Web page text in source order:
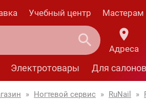
Учебный центр Мастерам
Адреса
Электротовары Для салонов
» Ногтевой сервис » RuNail »